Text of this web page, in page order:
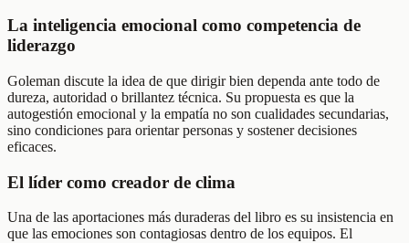
La inteligencia emocional como competencia de
liderazgo
Goleman discute la idea de que dirigir bien dependa ante todo de
dureza, autoridad o brillantez técnica. Su propuesta es que la
autogestión emocional y la empatía no son cualidades secundarias,
sino condiciones para orientar personas y sostener decisiones
eficaces.
El líder como creador de clima
Una de las aportaciones más duraderas del libro es su insistencia en
que las emociones son contagiosas dentro de los equipos. El